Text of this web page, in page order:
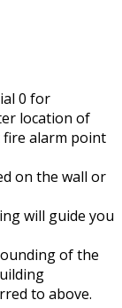
0 for
location of
fire alarm point
on the wall or
will guide you
of the
to above.